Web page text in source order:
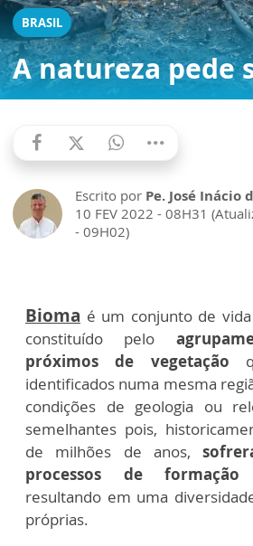
BRASIL
A natureza pede
Escrito por Pe. José Inácio
10 FEV 2022 - 08H31
- 09H02)
Bioma é um conjunto de
constituído pelo
próximos de vegetação
identificados numa mesma
condições de geologia ou
semelhantes pois,
de milhões de anos,
processos de
resultando em uma
próprias.